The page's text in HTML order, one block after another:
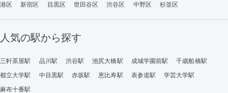
港区 新宿区 目黒区 世田谷区 渋谷区 中野区 杉並区
人気の駅から探す
三軒茶屋駅 品川駅 渋谷駅 池尻大橋駅 成城学園前駅
千歳船橋駅
都立大学駅
中目黒駅 赤坂駅 恵比寿駅 表参道駅
学芸大学駅
麻布十番駅